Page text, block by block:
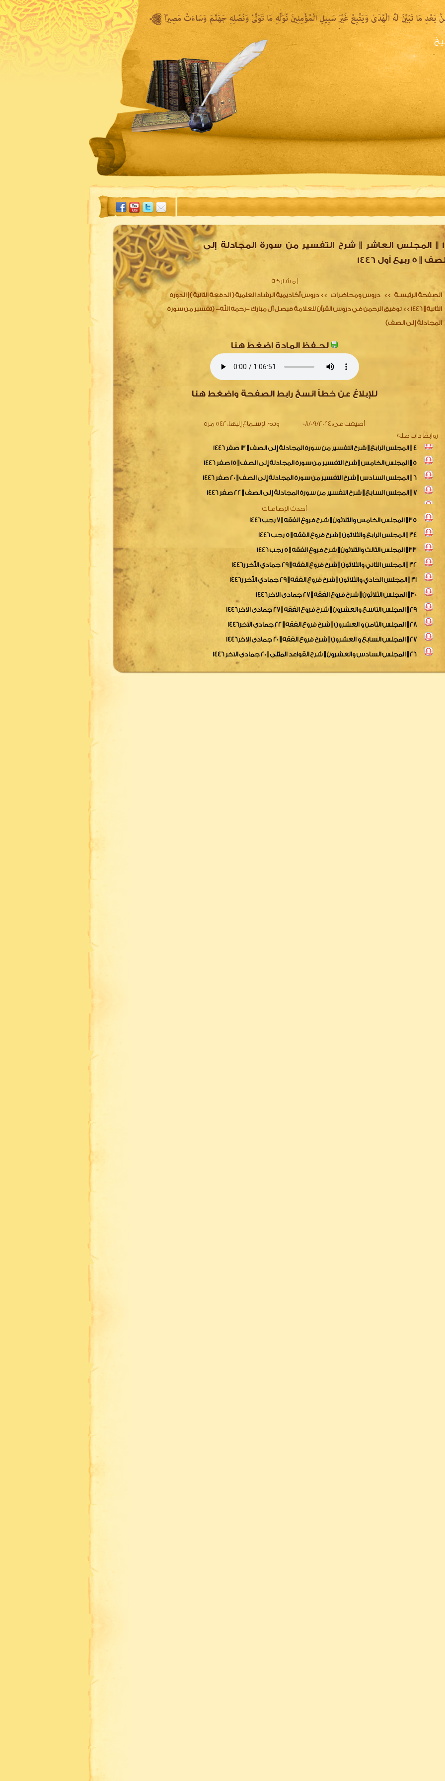
الشيخ المكتبة المقروءة المكتبة الصوتية المكتبة المرئية
10 || المجلس العاشر || شرح التفسير من سورة المجادلة إلى
|| 5 ربيع أول 1446
مشاركة
الصفحة الرئيسـة >> دروس ومحاضرات >> دروس أكاديمية الرشاد العلمية ( الدفعة الثانية ) | الدورة
الثانية || 1446
>> توفيق الرحمن في دروس القرآن للعلامة فيصل آل مبارك –رحمه الله- (تفسير من سورة
المجادلة إلى الصف)
لحـفظ المادة إضغط هنا
للإبلاغ عن خطأ انسخ رابط الصفحة واضغط هنا
أضيفت في: 08/09/2024 وتم الإستماع إليها: 542 مرة
روابط ذات صلة
5 || المجلس الخامس || شرح التفسير من سورة المجادلة إلى الصف || 15 صفر 1446
6 || المجلس السادس || شرح التفسير من سورة المجادلة إلى الصف || 20 صفر 1446
7 || المجلس السابع || شرح التفسير من سورة المجادلة إلى الصف || 22 صفر 1446
8 || المجلس الثامن || شرح التفسير من سورة المجادلة إلى الصف || 27 صفر 1446
9 || المجلس التاسع || شرح التفسير من سورة المجادلة إلى الصف || 29 صفر 1446
أحدث الإضافـات
35 || المجلس الخامس والثلاثون || شرح فروع الفقه || 7 رجب 1446
34 || المجلس الرابع والثلاثون || شرح فروع الفقه || 5 رجب 1446
33 || المجلس الثالث والثلاثون || شرح فروع الفقه || 5 رجب 1446
32 || المجلس الثاني والثلاثون || شرح فروع الفقه || 29 جمادي الأخر ر1446
31 || المجلس الحادي والثلاثون || شرح فروع الفقه || 29 جمادي الأخر ر1446
30 || المجلس الثلاثون || شرح فروع الفقه || 27 جمادى الاخر1446
29 || المجلس التاسع والعشرون || شرح فروع الفقه || 27 جمادى الاخر1446
28 || المجلس الثامن و العشرون || شرح فروع الفقه || 22 جمادى الاخر1446
27 || المجلس السابع و العشرون || شرح فروع الفقه || 20 جمادى الاخر1446
26 || المجلس السادس والعشرون || شرح القواعد المثلى || 20 جمادى الاخر 1446